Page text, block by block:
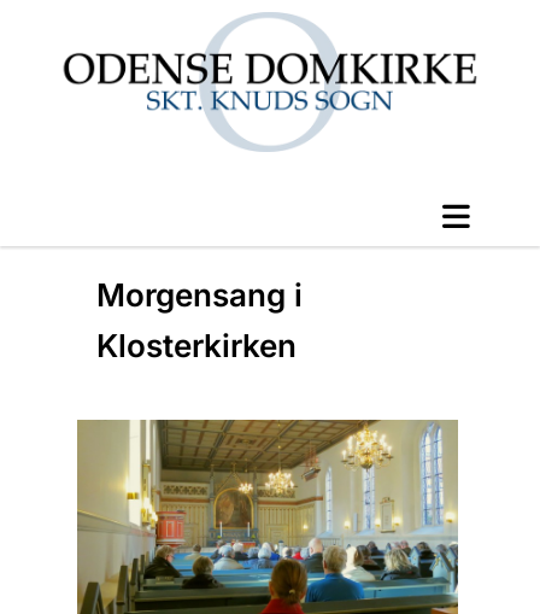
Morgensang i
Klosterkirken